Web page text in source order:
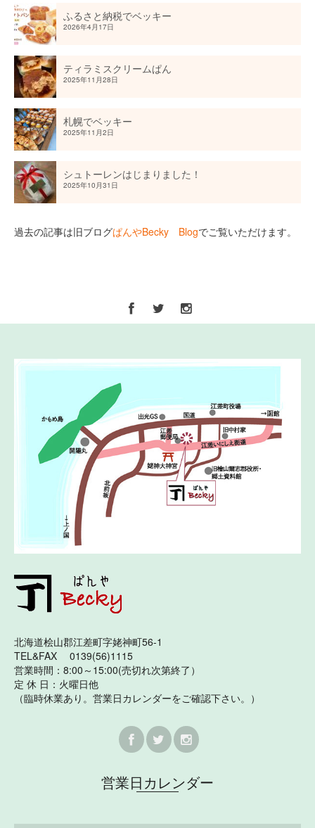
ふるさと納税でベッキー
2026年4月17日
ティラミスクリームぱん
2025年11月28日
札幌でベッキー
2025年11月2日
シュトーレンはじまりました！
2025年10月31日
過去の記事は旧ブログぱんやBecky Blogでご覧いただけます。
北海道桧山郡江差町字姥神町56-1
TEL&FAX 0139(56)1115
営業時間：8:00～15:00(売切れ次第終了）
定 休 日：火曜日他
（臨時休業あり。営業日カレンダーをご確認下さい。）
営業日カレンダー